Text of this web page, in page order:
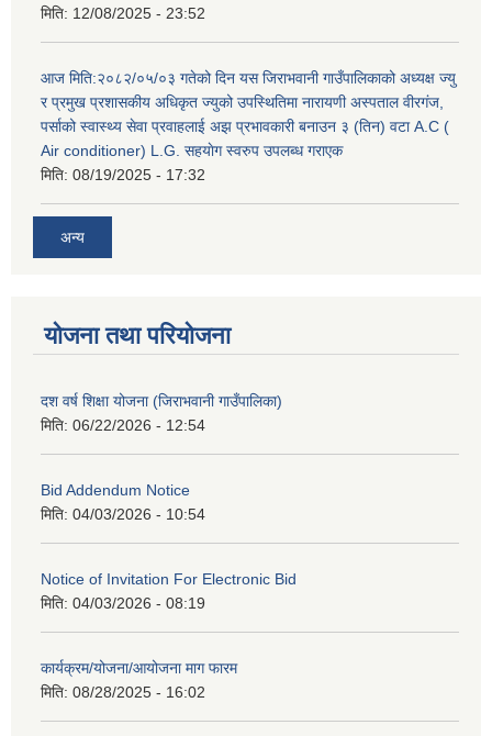
मिति: 12/08/2025 - 23:52
आज मिति:२०८२/०५/०३ गतेको दिन यस जिराभवानी गाउँपालिकाको अध्यक्ष ज्यु
र प्रमुख प्रशासकीय अधिकृत ज्युको उपस्थितिमा नारायणी अस्पताल वीरगंज,
पर्साको स्वास्थ्य सेवा प्रवाहलाई अझ प्रभावकारी बनाउन ३ (तिन) वटा A.C (
Air conditioner) L.G. सहयाेग स्वरुप उपलब्ध गराएक
मिति: 08/19/2025 - 17:32
अन्य
योजना तथा परियोजना
दश वर्ष शिक्षा योजना (जिराभवानी गाउँपालिका)
मिति: 06/22/2026 - 12:54
Bid Addendum Notice
मिति: 04/03/2026 - 10:54
Notice of Invitation For Electronic Bid
मिति: 04/03/2026 - 08:19
कार्यक्रम/योजना/आयोजना माग फारम
मिति: 08/28/2025 - 16:02